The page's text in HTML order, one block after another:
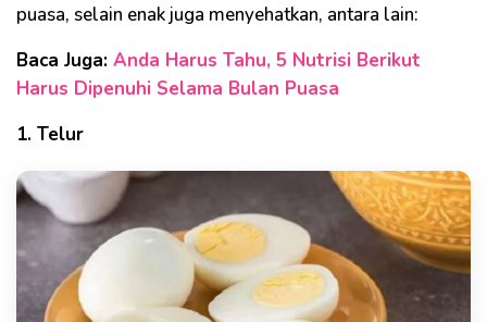
puasa, selain enak juga menyehatkan, antara lain:
Baca Juga: Anda Harus Tahu, 5 Nutrisi Berikut
Harus Dipenuhi Selama Bulan Puasa
1. Telur